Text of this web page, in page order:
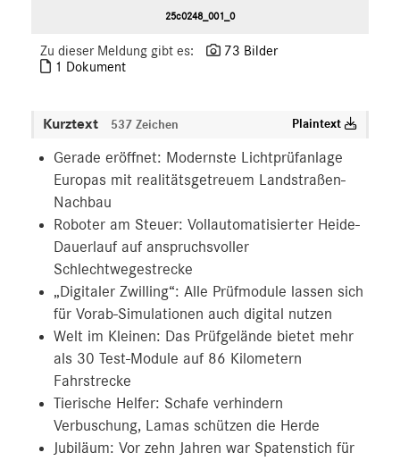
25c0248_001_0
Zu dieser Meldung gibt es:
73 Bilder
1 Dokument
Kurztext 537 Zeichen Plaintext
Gerade eröffnet: Modernste Lichtprüfanlage
Europas mit realitätsgetreuem Landstraßen-
Nachbau
Roboter am Steuer: Vollautomatisierter Heide-
Dauerlauf auf anspruchsvoller
Schlechtwegestrecke
„Digitaler Zwilling“: Alle Prüfmodule lassen sich
für Vorab-Simulationen auch digital nutzen
Welt im Kleinen: Das Prüfgelände bietet mehr
als 30 Test-Module auf 86 Kilometern
Fahrstrecke
Tierische Helfer: Schafe verhindern
Verbuschung, Lamas schützen die Herde
Jubiläum: Vor zehn Jahren war Spatenstich für